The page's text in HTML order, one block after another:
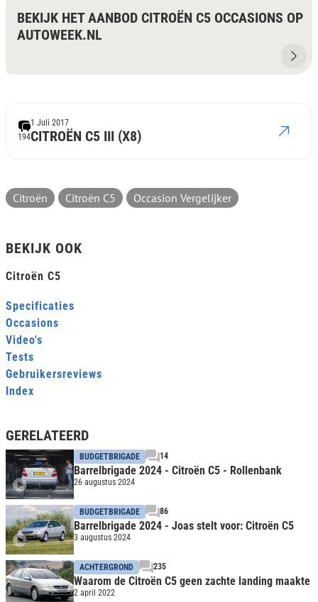
BEKIJK HET AANBOD CITROËN C5 OCCASIONS OP
AUTOWEEK.NL
194CITROËN C5 III (X8)
1 Juli 2017
Citroën Citroën C5 Occasion Vergelijker
BEKIJK OOK
Citroën C5
Specificaties
Occasions
Video's
Tests
Gebruikersreviews
Index
GERELATEERD
BUDGETBRIGADE 14
Barrelbrigade 2024 - Citroën C5 - Rollenbank
26 augustus 2024
BUDGETBRIGADE 86
Barrelbrigade 2024 - Joas stelt voor: Citroën C5
3 augustus 2024
ACHTERGROND 235
Waarom de Citroën C5 geen zachte landing maakte
2 april 2022